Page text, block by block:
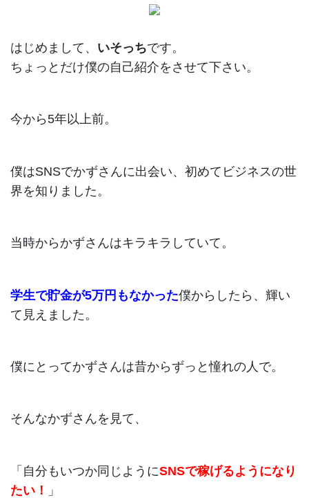
はじめまして、 いそっちです。
ちょっとだけ僕の自己紹介をさせて下さい。
今から5年以上前。
僕はSNSでかずさんに出会い、初めてビジネスの世
界を知りました。
当時からかずさんはキラキラしていて。
学生で貯金が5万円もなかった僕からしたら、輝い
て見えました。
僕にとってかずさんは昔からずっと憧れの人で。
そんなかずさんを見て、
「自分もいつか同じようにSNSで稼げるようになり
たい！
」